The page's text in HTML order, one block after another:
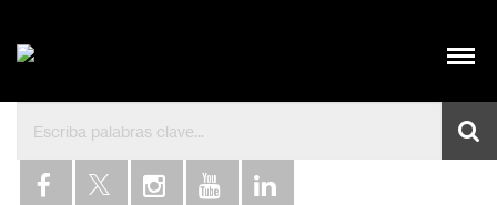
Bienvenidos a Hábitat para la Humanidad